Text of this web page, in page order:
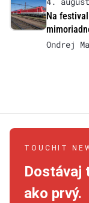
Na festival
Ondrej
TOUCHIT
Dostávaj
ako prvý.